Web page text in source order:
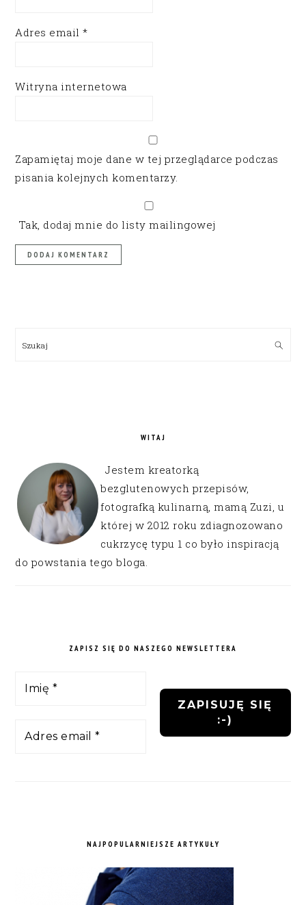
Adres email*
Witryna internetowa
Zapamiętaj moje dane w tej przeglądarce podczas
pisania kolejnych komentarzy.
Tak, dodaj mnie do listy mailingowej
Szukaj
WITAJ
Jestem kreatorką
bezglutenowych przepisów,
fotografką kulinarną, mamą Zuzi, u
której w 2012 roku zdiagnozowano
cukrzycę typu 1 co było inspiracją
do powstania tego bloga.
ZAPISZ SIĘ DO NASZEGO NEWSLETTERA
NAJPOPULARNIEJSZE ARTYKUŁY